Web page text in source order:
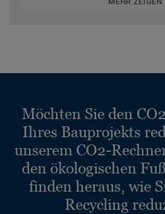
Möchten Sie den
Ihres Bauprojekts
unserem CO2-
den ökologischen
finden heraus, wie
Recycling